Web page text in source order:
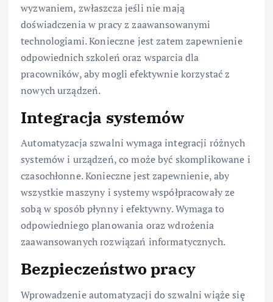
wyzwaniem, zwłaszcza jeśli nie mają
doświadczenia w pracy z zaawansowanymi
technologiami. Konieczne jest zatem zapewnienie
odpowiednich szkoleń oraz wsparcia dla
pracowników, aby mogli efektywnie korzystać z
nowych urządzeń.
Integracja systemów
Automatyzacja szwalni wymaga integracji różnych
systemów i urządzeń, co może być skomplikowane i
czasochłonne. Konieczne jest zapewnienie, aby
wszystkie maszyny i systemy współpracowały ze
sobą w sposób płynny i efektywny. Wymaga to
odpowiedniego planowania oraz wdrożenia
zaawansowanych rozwiązań informatycznych.
Bezpieczeństwo pracy
Wprowadzenie automatyzacji do szwalni wiąże się